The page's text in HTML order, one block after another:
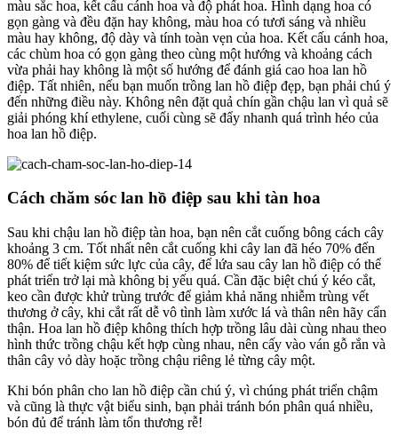
màu sắc hoa, kết cấu cánh hoa và độ phát hoa. Hình dạng hoa có
gọn gàng và đều đặn hay không, màu hoa có tươi sáng và nhiều
màu hay không, độ dày và tính toàn vẹn của hoa. Kết cấu cánh hoa,
các chùm hoa có gọn gàng theo cùng một hướng và khoảng cách
vừa phải hay không là một số hướng để đánh giá cao hoa lan hồ
điệp. Tất nhiên, nếu bạn muốn trồng lan hồ điệp đẹp, bạn phải chú ý
đến những điều này. Không nên đặt quả chín gần chậu lan vì quả sẽ
giải phóng khí ethylene, cuối cùng sẽ đẩy nhanh quá trình héo của
hoa lan hồ điệp.
Cách chăm sóc lan hồ điệp sau khi tàn hoa
Sau khi chậu lan hồ điệp tàn hoa, bạn nên cắt cuống bông cách cây
khoảng 3 cm. Tốt nhất nên cắt cuống khi cây lan đã héo 70% đến
80% để tiết kiệm sức lực của cây, để lứa sau cây lan hồ điệp có thể
phát triển trở lại mà không bị yếu quá. Cần đặc biệt chú ý kéo cắt,
keo cần được khử trùng trước để giảm khả năng nhiễm trùng vết
thương ở cây, khi cắt rất dễ vô tình làm xước lá và thân nên hãy cẩn
thận. Hoa lan hồ điệp không thích hợp trồng lâu dài cùng nhau theo
hình thức trồng chậu kết hợp cùng nhau, nên cấy vào ván gỗ rắn và
thân cây vỏ dày hoặc trồng chậu riêng lẻ từng cây một.
Khi bón phân cho lan hồ điệp cần chú ý, vì chúng phát triển chậm
và cũng là thực vật biểu sinh, bạn phải tránh bón phân quá nhiều,
bón đủ để tránh làm tổn thương rễ!